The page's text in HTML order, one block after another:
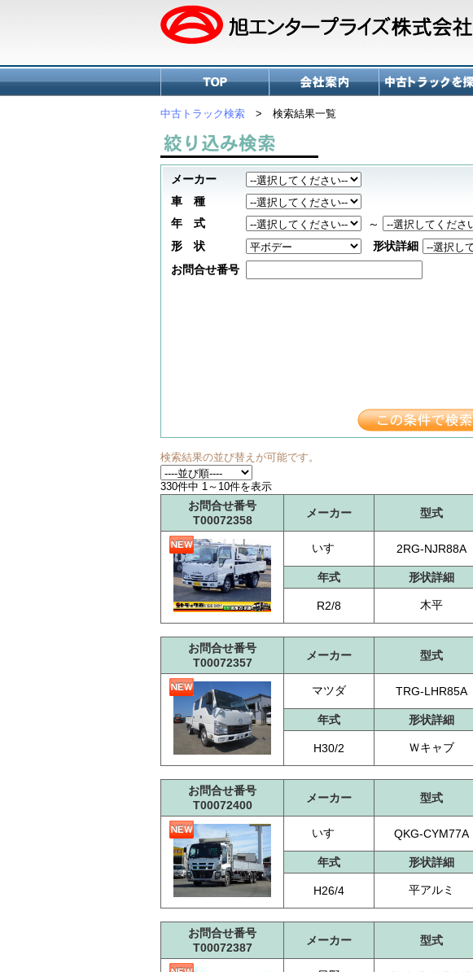
中古トラック検索 > 検索結果一覧
メーカー
車 種
年 式
～
形 状
形状詳細
お問合せ番号
検索結果の並び替えが可能です。
330件中 1～10件を表示
お問合せ番号
T00072358
メーカー 型式
いすゞ 2RG-NJR88A
年式 形状詳細
R2/8 木平
お問合せ番号
T00072357
メーカー 型式
マツダ TRG-LHR85A
年式 形状詳細
H30/2 Ｗキャブ
お問合せ番号
T00072400
メーカー 型式
いすゞ QKG-CYM77A
年式 形状詳細
H26/4 平アルミ
お問合せ番号
T00072387
メーカー 型式